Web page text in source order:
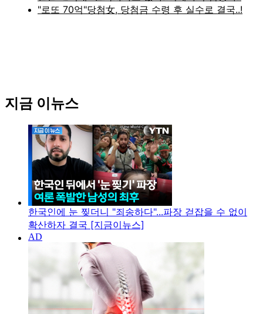
지금 이뉴스
한국인에 눈 찢더니 "죄송하다"...파장 걷잡을 수 없이
확산하자 결국 [지금이뉴스]